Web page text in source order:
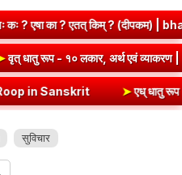
किम् ? (दीपकम) |
➤वृत् धातु रूप - १० लकार,
➤एध् धातु रूप - १०
सुविचार